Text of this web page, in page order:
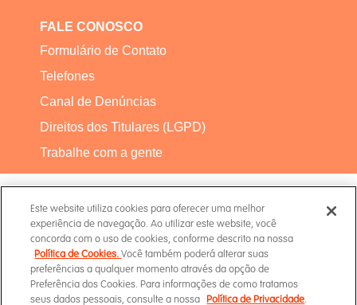
FALE CONOSCO
Formulário de Contato
Telefones
Canal de Denúncias
Direitos dos Titulares (LGPD)
Trabalhe com a gente
Termos de Uso
Este website utiliza cookies para oferecer uma melhor
experiência de navegação. Ao utilizar este website, você
concorda com o uso de cookies, conforme descrito na nossa
Política de Cookies.Você também poderá alterar suas
preferências a qualquer momento através da opção de
Preferência dos Cookies. Para informações de como tratamos
seus dados pessoais, consulte a nossa Política de Privacidade.